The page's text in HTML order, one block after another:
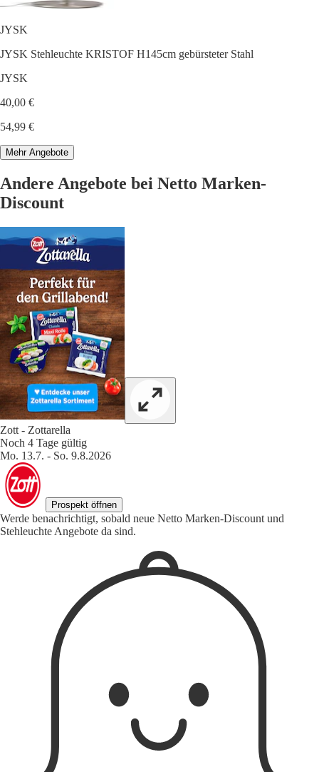
JYSK
JYSK Stehleuchte KRISTOF H145cm gebürsteter Stahl
JYSK
40,00 €
54,99 €
Mehr Angebote
Andere Angebote bei Netto Marken-
Discount
Zott - Zottarella
Noch 4 Tage gültig
Mo. 13.7. - So. 9.8.2026
Prospekt öffnen
Werde benachrichtigt, sobald neue Netto Marken-Discount und
Stehleuchte Angebote da sind.